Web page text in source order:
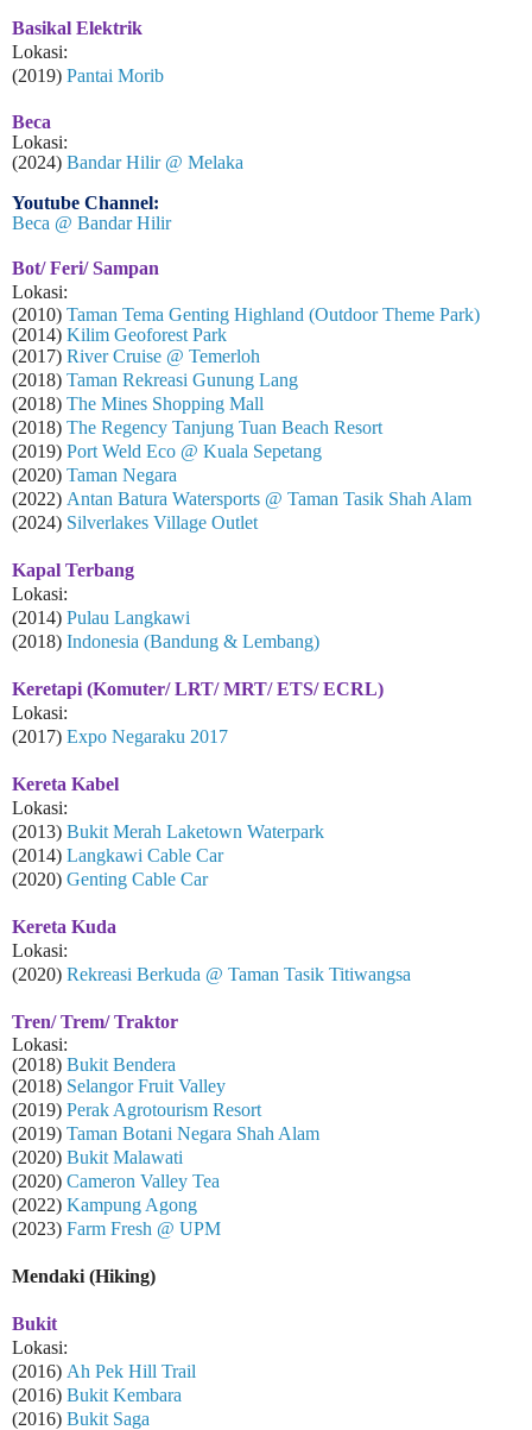
Basikal Elektrik
Lokasi:
(2019) Pantai Morib
Beca
Lokasi:
(2024) Bandar Hilir @ Melaka
Youtube Channel:
Beca @ Bandar Hilir
Bot/ Feri/ Sampan
Lokasi:
(2010) Taman Tema Genting Highland (Outdoor Theme Park)
(2014) Kilim Geoforest Park
(2017) River Cruise @ Temerloh
(2018) Taman Rekreasi Gunung Lang
(2018) The Mines Shopping Mall
(2018) The Regency Tanjung Tuan Beach Resort
(2019) Port Weld Eco @ Kuala Sepetang
(2020) Taman Negara
(2022) Antan Batura Watersports @ Taman Tasik Shah Alam
(2024) Silverlakes Village Outlet
Kapal Terbang
Lokasi:
(2014) Pulau Langkawi
(2018) Indonesia (Bandung & Lembang)
Keretapi (Komuter/ LRT/ MRT/ ETS/ ECRL)
Lokasi:
(2017) Expo Negaraku 2017
Kereta Kabel
Lokasi:
(2013) Bukit Merah Laketown Waterpark
(2014) Langkawi Cable Car
(2020) Genting Cable Car
Kereta Kuda
Lokasi:
(2020) Rekreasi Berkuda @ Taman Tasik Titiwangsa
Tren/ Trem/ Traktor
Lokasi:
(2018) Bukit Bendera
(2018) Selangor Fruit Valley
(2019) Perak Agrotourism Resort
(2019) Taman Botani Negara Shah Alam
(2020) Bukit Malawati
(2020) Cameron Valley Tea
(2022) Kampung Agong
(2023) Farm Fresh @ UPM
Mendaki (Hiking)
Bukit
Lokasi:
(2016) Ah Pek Hill Trail
(2016) Bukit Kembara
(2016) Bukit Saga